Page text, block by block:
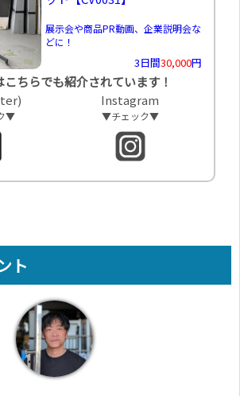
展示会や商品PR動画、企業説明会な
どに！
3日間30,000円
こちらでも紹介されています！
▼
Instagram
▼チェック▼
ト